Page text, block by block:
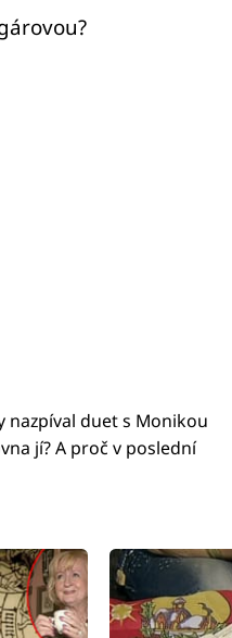
nazpíval duet s Monikou
jí? A proč v poslední